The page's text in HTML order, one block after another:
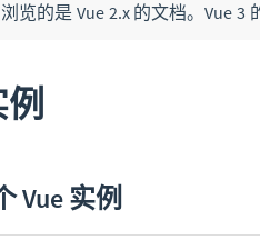
览的是 Vue 2.x 的文档。Vue 3
例
Vue 实例